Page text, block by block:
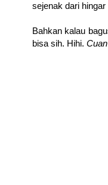
sejenak dari
Bahkan kalau
bisa sih. Hihi.